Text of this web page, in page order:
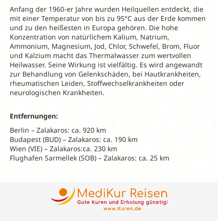
Anfang der 1960-er Jahre wurden Heilquellen entdeckt, die
mit einer Temperatur von bis zu 95°C aus der Erde kommen
und zu den heißesten in Europa gehören. Die hohe
Konzentration von natürlichem Kalium, Natrium,
Ammonium, Magnesium, Jod, Chlor, Schwefel, Brom, Fluor
und Kalzium macht das Thermalwasser zum wertvollen
Heilwasser. Seine Wirkung ist vielfältig. Es wird angewandt
zur Behandlung von Gelenkschäden, bei Hautkrankheiten,
rheumatischen Leiden, Stoffwechselkrankheiten oder
neurologischen Krankheiten.
Entfernungen:
Berlin – Zalakaros: ca. 920 km
Budapest (BUD) – Zalakaros: ca. 190 km
Wien (VIE) – Zalakaros:ca. 230 km
Flughafen Sarmellek (SOB) – Zalakaros: ca. 25 km